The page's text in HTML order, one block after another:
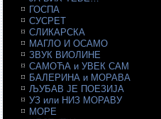
ГОСПА
СУСРЕТ
СЛИКАРСКА
МАГЛО И ОСАМО
ЗВУК ВИОЛИНЕ
САМОЋА и УВЕК САМ
БАЛЕРИНА и МОРАВА
ЉУБАВ ЈЕ ПОЕЗИЈА
УЗ или НИЗ МОРАВУ
МОРЕ